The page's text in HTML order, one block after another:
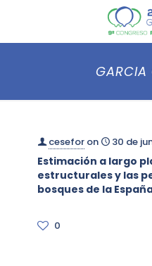
GARCIA
cesefor on 30 de
Estimación a largo
estructurales y las
bosques de la
0